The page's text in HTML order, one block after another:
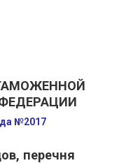
№2017
перечня